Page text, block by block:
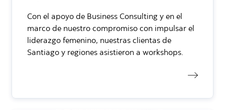
Con el apoyo de Business Consulting y en el
marco de nuestro compromiso con impulsar el
liderazgo femenino, nuestras clientas de
Santiago y regiones asistieron a workshops.